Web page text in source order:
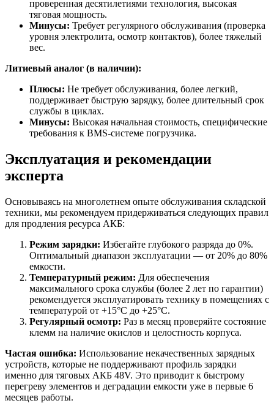
проверенная десятилетиями технология, высокая
тяговая мощность.
Минусы: Требует регулярного обслуживания (проверка
уровня электролита, осмотр контактов), более тяжелый
вес.
Литиевый аналог (в наличии):
Плюсы: Не требует обслуживания, более легкий,
поддерживает быструю зарядку, более длительный срок
службы в циклах.
Минусы: Высокая начальная стоимость, специфические
требования к BMS-системе погрузчика.
Эксплуатация и рекомендации
эксперта
Основываясь на многолетнем опыте обслуживания складской
техники, мы рекомендуем придерживаться следующих правил
для продления ресурса АКБ:
Режим зарядки: Избегайте глубокого разряда до 0%.
Оптимальный диапазон эксплуатации — от 20% до 80%
емкости.
Температурный режим: Для обеспечения
максимального срока службы (более 2 лет по гарантии)
рекомендуется эксплуатировать технику в помещениях с
температурой от +15°C до +25°C.
Регулярный осмотр: Раз в месяц проверяйте состояние
клемм на наличие окислов и целостность корпуса.
Частая ошибка: Использование некачественных зарядных
устройств, которые не поддерживают профиль зарядки
именно для тяговых АКБ 48V. Это приводит к быстрому
перегреву элементов и деградации емкости уже в первые 6
месяцев работы.